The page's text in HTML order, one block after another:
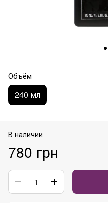
Объём
240 мл
В наличии
780 грн